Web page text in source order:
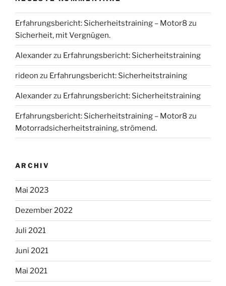
Erfahrungsbericht: Sicherheitstraining – Motor8 zu
Sicherheit, mit Vergnügen.
Alexanderzu Erfahrungsbericht: Sicherheitstraining
rideon zu Erfahrungsbericht: Sicherheitstraining
Alexanderzu Erfahrungsbericht: Sicherheitstraining
Erfahrungsbericht: Sicherheitstraining – Motor8 zu
Motorradsicherheitstraining, strömend.
ARCHIV
Mai 2023
Dezember 2022
Juli 2021
Juni 2021
Mai 2021